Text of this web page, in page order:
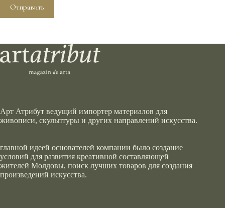
Отправить
Арт Атрибут ведущий импортер материалов для
живописи, скульптуры и других направлений искусства.
главной идеей основателей компании было создание
условий для развития креативной составляющей
жителей Молдовы, поиск лучших товаров для создания
произведений искусства.